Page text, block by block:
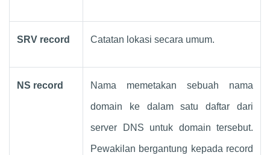
SRV record Catatan lokasi secara umum.
NS record Nama memetakan sebuah nama
domain ke dalam satu daftar dari
server DNS untuk domain tersebut.
Pewakilan bergantung kepada record